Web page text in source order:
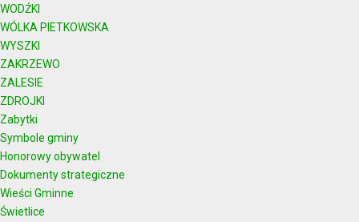
WODŹKI
WÓLKA PIETKOWSKA
WYSZKI
ZAKRZEWO
ZALESIE
ZDROJKI
Zabytki
Symbole gminy
Honorowy obywatel
Dokumenty strategiczne
Wieści Gminne
Świetlice